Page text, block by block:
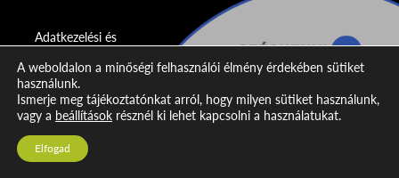
Adatkezelési és
nyilatkozat
Impresszum
Kapcsolat
A weboldalon a minőségi felhasználói élmény érdekében sütiket
használunk.
Ismerje meg tájékoztatónkat arról, hogy milyen sütiket használunk,
vagy a beállítások résznél ki lehet kapcsolni a használatukat.
Elfogad